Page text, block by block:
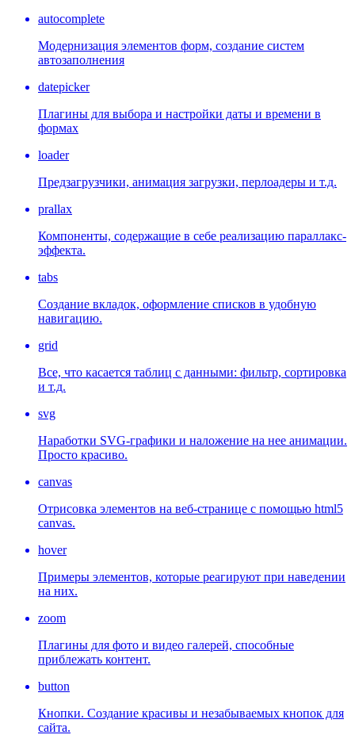
autocomplete
Модернизация элементов форм, создание систем
автозаполнения
datepicker
Плагины для выбора и настройки даты и времени в
формах
loader
Предзагрузчики, анимация загрузки, перлоадеры и т.д.
prallax
Компоненты, содержащие в себе реализацию параллакс-
эффекта.
tabs
Создание вкладок, оформление списков в удобную
навигацию.
grid
Все, что касается таблиц с данными: фильтр, сортировка
и т.д.
svg
Наработки SVG-графики и наложение на нее анимации.
Просто красиво.
canvas
Отрисовка элементов на веб-странице с помощью html5
canvas.
hover
Примеры элементов, которые реагируют при наведении
на них.
zoom
Плагины для фото и видео галерей, способные
приблежать контент.
button
Кнопки. Создание красивы и незабываемых кнопок для
сайта.